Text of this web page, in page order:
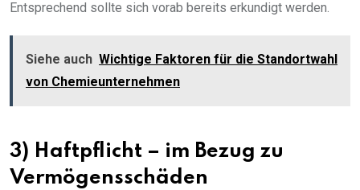
Entsprechend sollte sich vorab bereits erkundigt werden.
Siehe auch Wichtige Faktoren für die Standortwahl
von Chemieunternehmen
3) Haftpflicht – im Bezug zu
Vermögensschäden